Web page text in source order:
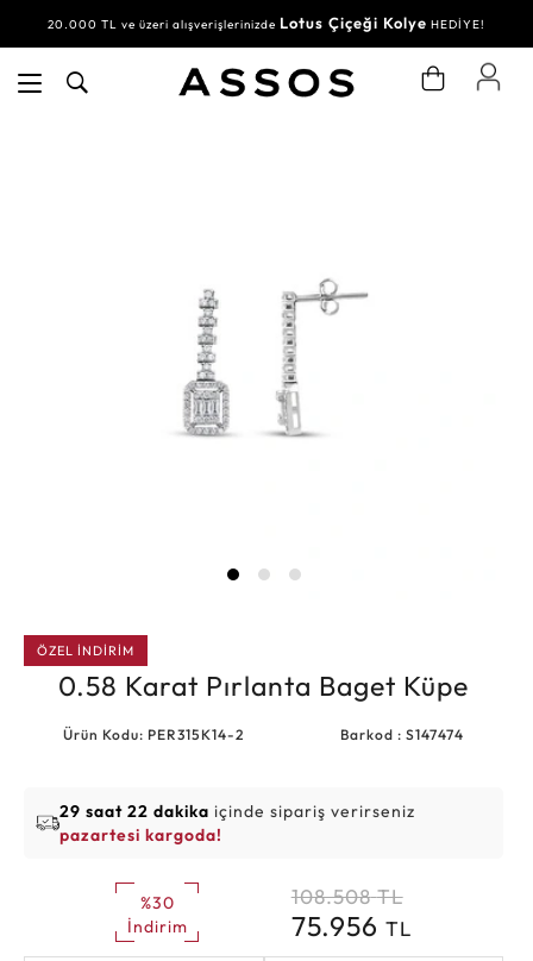
20.000 TL ve üzeri alışverişlerinizde Lotus Çiçeği Kolye HEDİYE!
ÖZEL İNDİRİM
0.58 Karat Pırlanta Baget Küpe
Ürün Kodu: PER315K14-2 Barkod : S147474
29 saat 22 dakika içinde sipariş verirseniz
pazartesi kargoda!
%30
İndirim
108.508 TL
75.956 TL